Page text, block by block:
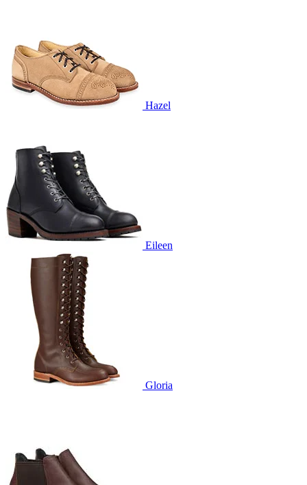
Hazel
Eileen
Gloria